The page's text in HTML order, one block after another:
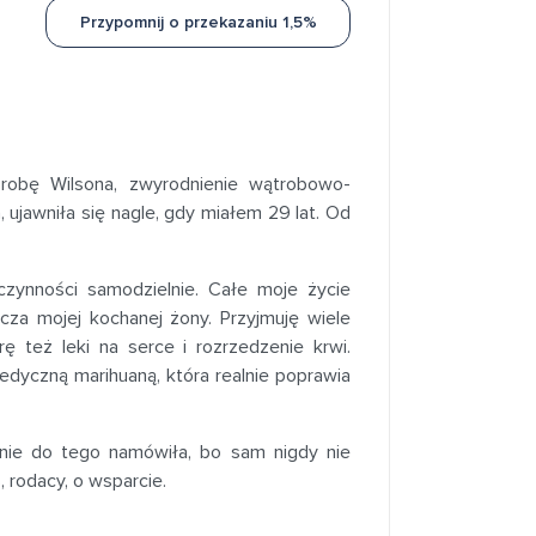
Przypomnij o przekazaniu 1,5%
Wilsona, zwyrodnienie wątrobowo-
się nagle, gdy miałem 29 lat. Od
samodzielnie. Całe moje życie
mojej kochanej żony. Przyjmuję wiele
też leki na serce i rozrzedzenie krwi.
marihuaną, która realnie poprawia
do tego namówiła, bo sam nigdy nie
o wsparcie.